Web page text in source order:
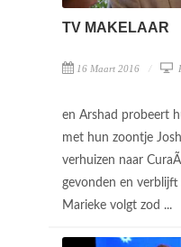
TV MAKELAAR
16 Maart 2016
en Arshad probeert
met hun zoontje
verhuizen naar
gevonden en verblijft
Marieke volgt zod ...